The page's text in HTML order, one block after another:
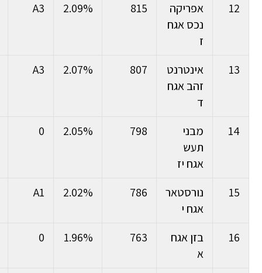
12
אפריקה
נכס אגח
ז
815
2.09%
A3
13
אינטרנט
זהב אגח
ד
807
2.07%
A3
14
מבני
תעש
אגח יז
798
2.05%
0
15
נורסטאר
אגח י
786
2.02%
A1
16
בזן אגח
א
763
1.96%
0